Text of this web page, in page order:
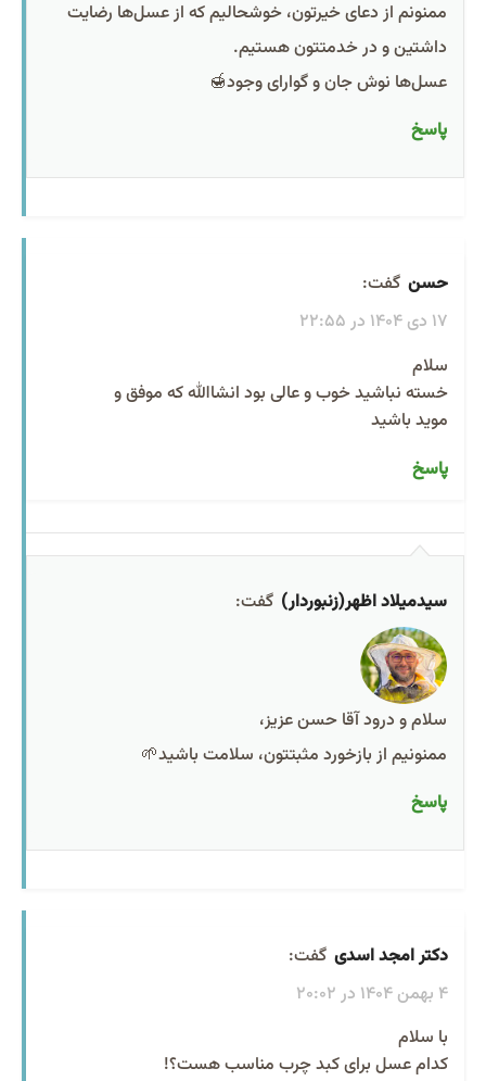
ممنونم از دعای خیرتون، خوشحالیم که از عسل‌ها رضایت
داشتین و در خدمتتون هستیم.
عسل‌ها نوش جان و گوارای وجود🍯
پاسخ
حسن گفت:
17 دی 1404 در 22:55
سلام
خسته نباشید خوب و عالی بود انشاالله که موفق و
موید باشید
پاسخ
سیدمیلاد اظهر(زنبوردار) گفت:
سلام و درود آقا حسن عزیز،
ممنونیم از بازخورد مثبتتون، سلامت باشید🌱
پاسخ
دکتر امجد اسدی گفت:
4 بهمن 1404 در 20:02
با سلام
کدام عسل برای کبد چرب مناسب هست؟!